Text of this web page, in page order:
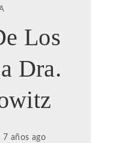
Los
Dra.
7 años ago